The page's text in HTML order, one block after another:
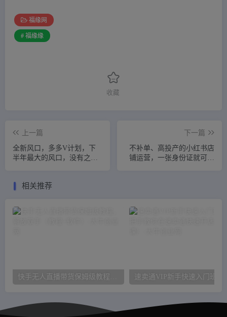
福缘网
# 福缘缘
收藏
上一篇
全新风口，多多V计划，下
半年最大的风口，没有之
下一篇
不补单、高投产的小红书店
铺运营，一张身份证就可以
相关推荐